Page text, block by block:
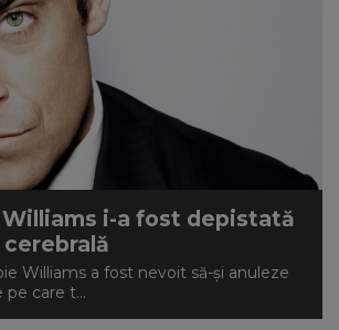
Williams i-a fost depistată
Williams a fost nevoit să-și anuleze
care t...